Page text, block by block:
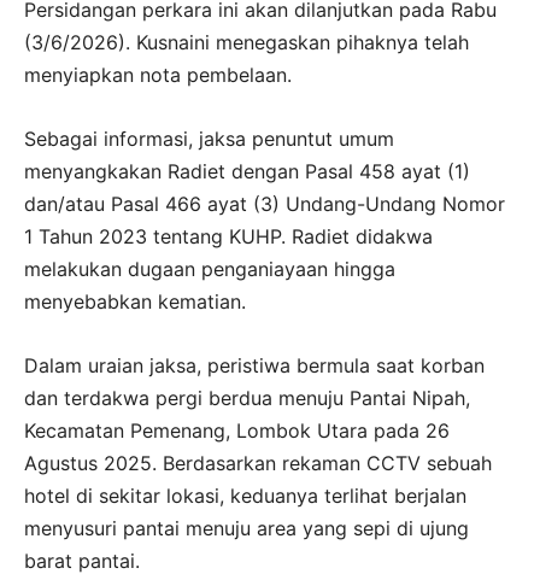
Persidangan perkara ini akan dilanjutkan pada Rabu
(3/6/2026). Kusnaini menegaskan pihaknya telah
menyiapkan nota pembelaan.
Sebagai informasi, jaksa penuntut umum
menyangkakan Radiet dengan Pasal 458 ayat (1)
dan/atau Pasal 466 ayat (3) Undang-Undang Nomor
1 Tahun 2023 tentang KUHP. Radiet didakwa
melakukan dugaan penganiayaan hingga
menyebabkan kematian.
Dalam uraian jaksa, peristiwa bermula saat korban
dan terdakwa pergi berdua menuju Pantai Nipah,
Kecamatan Pemenang, Lombok Utara pada 26
Agustus 2025. Berdasarkan rekaman CCTV sebuah
hotel di sekitar lokasi, keduanya terlihat berjalan
menyusuri pantai menuju area yang sepi di ujung
barat pantai.